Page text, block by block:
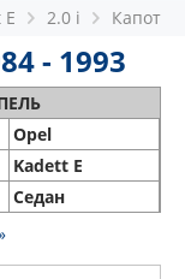
2.0 i Капот
- 1993
Opel
Kadett E
Седан